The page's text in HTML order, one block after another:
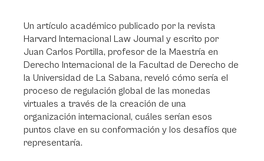
Un artículo académico publicado por la revista
Harvard Internacional Law Journal y escrito por
Juan Carlos Portilla, profesor de la Maestría en
Derecho Internacional de la Facultad de Derecho de
la Universidad de La Sabana, reveló cómo sería el
proceso de regulación global de las monedas
virtuales a través de la creación de una
organización internacional, cuáles serían esos
puntos clave en su conformación y los desafíos que
representaría.